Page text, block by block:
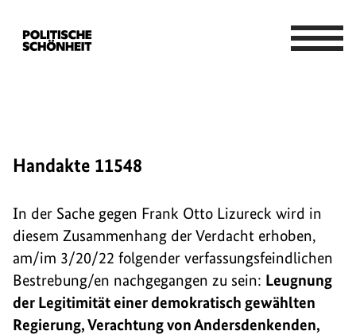
Handakte 11548
In der Sache gegen Frank Otto Lizureck wird in
diesem Zusammenhang der Verdacht erhoben,
am/im 3/20/22 folgender verfassungsfeindlichen
Bestrebung/en nachgegangen zu sein: Leugnung
der Legitimität einer demokratisch gewählten
Regierung, Verachtung von Andersdenkenden,